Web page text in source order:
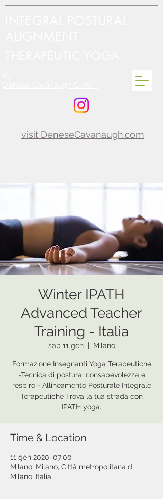
visit DeneseCavanaugh.com
Winter IPATH
Advanced Teacher
Training - Italia
sab 11 gen
  |
Milano
Formazione Insegnanti Yoga Terapeutiche
-Tecnica di postura, consapevolezza e
respiro - Allineamento Posturale Integrale
Terapeutiche Trova la tua strada con
IPATH yoga.
Time & Location
11 gen 2020, 07:00
Milano, Milano, Città metropolitana di
Milano, Italia